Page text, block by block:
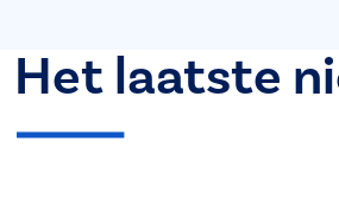
Het laatste